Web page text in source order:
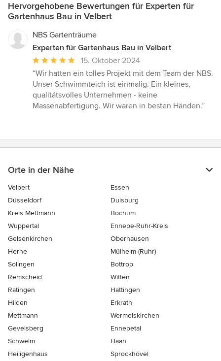
Hervorgehobene Bewertungen für Experten für
Gartenhaus Bau in Velbert
NBS Gartenträume
Experten für Gartenhaus Bau in Velbert
Durchschnittliche
Bewertung:
5
von
5
15. Oktober 2024
“Wir hatten ein tolles Projekt mit dem Team der NBS.
Unser Schwimmteich ist einmalig. Ein kleines,
qualitätsvolles Unternehmen - keine
Massenabfertigung. Wir waren in besten Händen.”
Orte in der Nähe
Velbert
Essen
Düsseldorf
Duisburg
Kreis Mettmann
Bochum
Wuppertal
Ennepe-Ruhr-Kreis
Gelsenkirchen
Oberhausen
Herne
Mülheim (Ruhr)
Solingen
Bottrop
Remscheid
Witten
Ratingen
Hattingen
Hilden
Erkrath
Mettmann
Wermelskirchen
Gevelsberg
Ennepetal
Schwelm
Haan
Heiligenhaus
Sprockhövel